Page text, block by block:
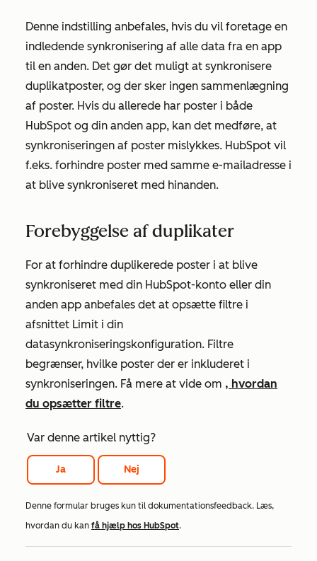
Denne indstilling anbefales, hvis du vil foretage en
indledende synkronisering af alle data fra en app
til en anden. Det gør det muligt at synkronisere
duplikatposter, og der sker ingen sammenlægning
af poster. Hvis du allerede har poster i både
HubSpot og din anden app, kan det medføre, at
synkroniseringen af poster mislykkes. HubSpot vil
f.eks. forhindre poster med samme e-mailadresse i
at blive synkroniseret med hinanden.
Forebyggelse af duplikater
For at forhindre duplikerede poster i at blive
synkroniseret med din HubSpot-konto eller din
anden app anbefales det at opsætte filtre i
afsnittet Limit i din
datasynkroniseringskonfiguration. Filtre
begrænser, hvilke poster der er inkluderet i
synkroniseringen. Få mere at vide om , hvordan
du opsætter filtre.
Var denne artikel nyttig?
Ja Nej
Denne formular bruges kun til dokumentationsfeedback. Læs,
hvordan du kan få hjælp hos HubSpot.